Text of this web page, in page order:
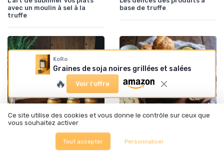
avec un moulin à sel à la
truffe
base de truffe
20/09/2025
KoRo
Graines de soja noires grillées et salées
🔥 Voir l'offre
Ce site utilise des cookies et vous donne le contrôle sur ceux que
vous souhaitez activer
Tout accepter Personnaliser